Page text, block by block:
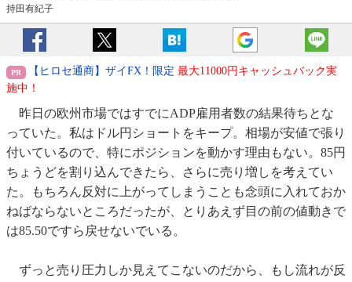
持田有紀子
【ヒロセ通商】ザイFX！限定 最大11000円キャッシュバック実
施中！
昨日の欧州市場ではすでにADP雇用者数の結果待ちとな
っていた。私はドル円ショートをキープ。相場が安値で張り
付いているので、特にポジションを動かす理由もない。85円
ちょうどを割り込んできたら、さらに売り増しを考えてい
た。もちろん反対に上がってしまうことも念頭に入れておか
ねばならないところだったが、とりあえず目の前の値動きで
は85.50ですら戻せないでいる。
ずっと売り圧力しか見えてこないのだから、もし流れが反